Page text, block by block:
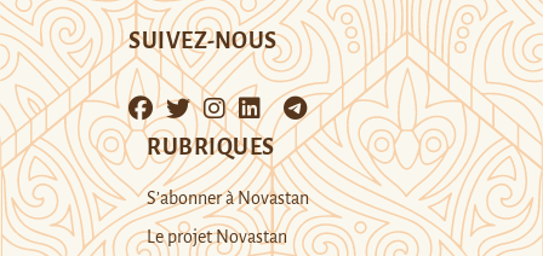
SUIVEZ-NOUS
RUBRIQUES
S’abonner à Novastan
Le projet Novastan